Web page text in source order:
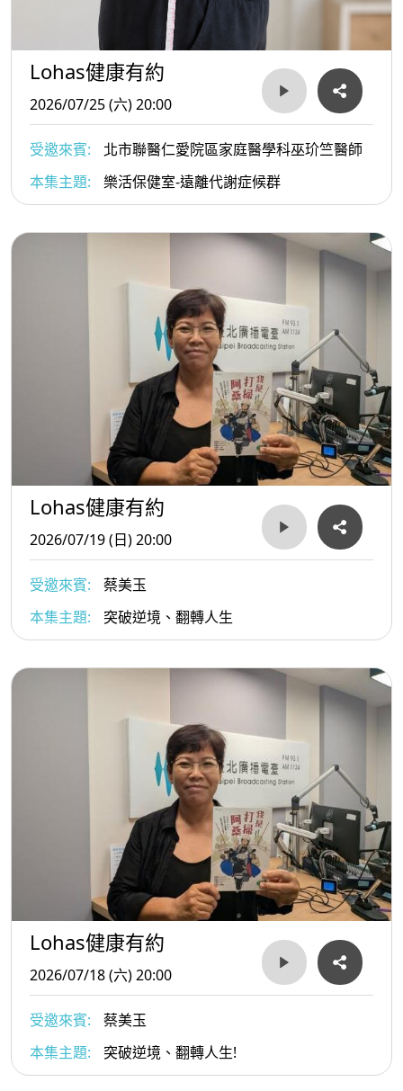
Lohas健康有約
2026/07/25 (六) 20:00
受邀來賓:
北市聯醫仁愛院區家庭醫學科巫玠竺醫師
本集主題:
樂活保健室-遠離代謝症候群
Lohas健康有約
2026/07/19 (日) 20:00
受邀來賓:
蔡美玉
本集主題:
突破逆境、翻轉人生
Lohas健康有約
2026/07/18 (六) 20:00
受邀來賓:
蔡美玉
本集主題:
突破逆境、翻轉人生!